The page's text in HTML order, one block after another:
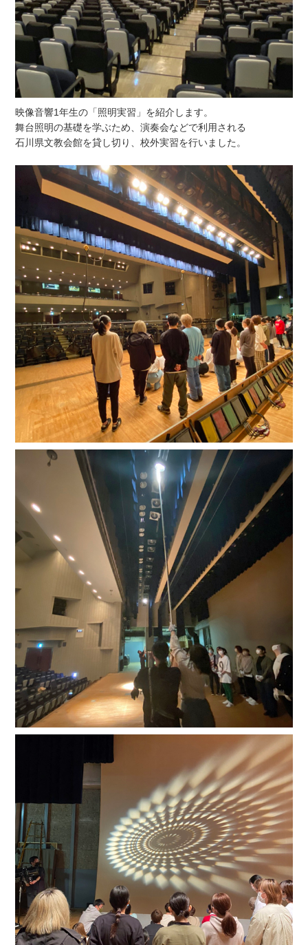
映像音響1年生の「照明実習」を紹介します。
舞台照明の基礎を学ぶため、演奏会などで利用される
石川県文教会館を貸し切り、校外実習を行いました。